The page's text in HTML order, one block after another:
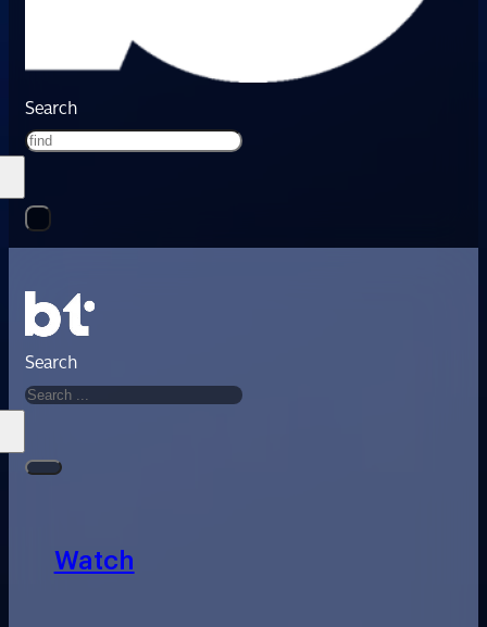
Search
Search
Watch